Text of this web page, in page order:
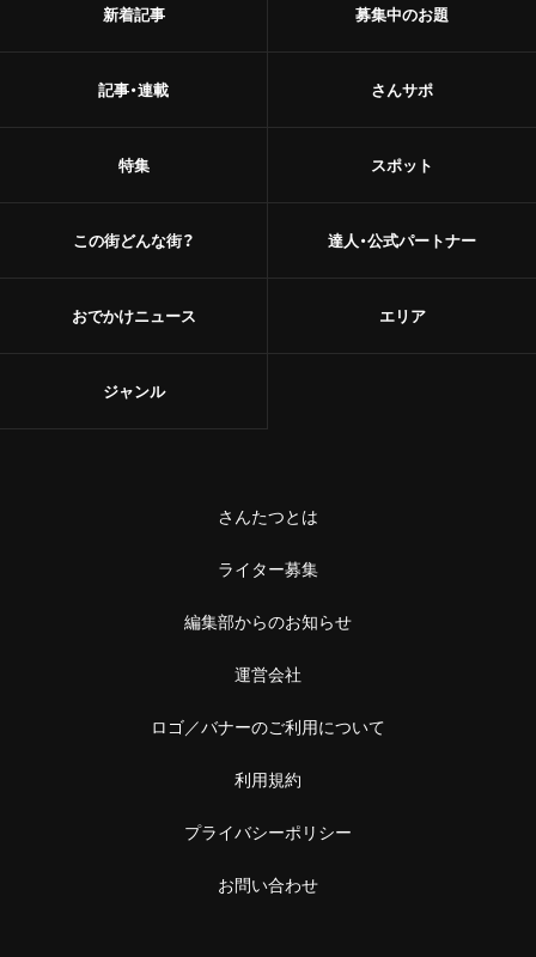
新着記事
記事・連載
特集
この街どんな街？
おでかけニュース
募集中のお題
さんサポ
スポット
達人・公式パートナー
エリア
ジャンル
さんたつとは
ライター募集
編集部からのお知らせ
運営会社
ロゴ／バナーのご利用について
利用規約
プライバシーポリシー
お問い合わせ